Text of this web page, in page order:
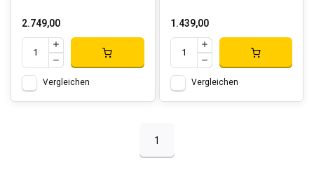
2.749,00
Vergleichen
1.439,00
Vergleichen
1